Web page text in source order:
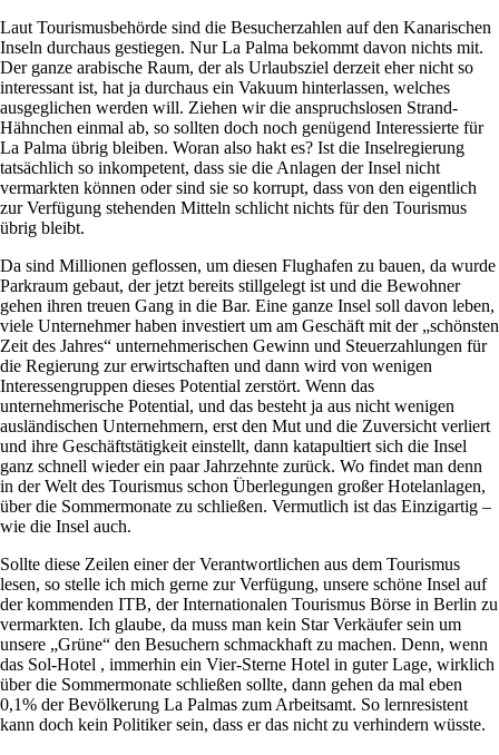
Laut Tourismusbehörde sind die Besucherzahlen auf den Kanarischen
Inseln durchaus gestiegen. Nur La Palma bekommt davon nichts mit.
Der ganze arabische Raum, der als Urlaubsziel derzeit eher nicht so
interessant ist, hat ja durchaus ein Vakuum hinterlassen, welches
ausgeglichen werden will. Ziehen wir die anspruchslosen Strand-
Hähnchen einmal ab, so sollten doch noch genügend Interessierte für
La Palma übrig bleiben. Woran also hakt es? Ist die Inselregierung
tatsächlich so inkompetent, dass sie die Anlagen der Insel nicht
vermarkten können oder sind sie so korrupt, dass von den eigentlich
zur Verfügung stehenden Mitteln schlicht nichts für den Tourismus
übrig bleibt.
Da sind Millionen geflossen, um diesen Flughafen zu bauen, da wurde
Parkraum gebaut, der jetzt bereits stillgelegt ist und die Bewohner
gehen ihren treuen Gang in die Bar. Eine ganze Insel soll davon leben,
viele Unternehmer haben investiert um am Geschäft mit der „schönsten
Zeit des Jahres“ unternehmerischen Gewinn und Steuerzahlungen für
die Regierung zur erwirtschaften und dann wird von wenigen
Interessengruppen dieses Potential zerstört. Wenn das
unternehmerische Potential, und das besteht ja aus nicht wenigen
ausländischen Unternehmern, erst den Mut und die Zuversicht verliert
und ihre Geschäftstätigkeit einstellt, dann katapultiert sich die Insel
ganz schnell wieder ein paar Jahrzehnte zurück. Wo findet man denn
in der Welt des Tourismus schon Überlegungen großer Hotelanlagen,
über die Sommermonate zu schließen. Vermutlich ist das Einzigartig –
wie die Insel auch.
Sollte diese Zeilen einer der Verantwortlichen aus dem Tourismus
lesen, so stelle ich mich gerne zur Verfügung, unsere schöne Insel auf
der kommenden ITB, der Internationalen Tourismus Börse in Berlin zu
vermarkten. Ich glaube, da muss man kein Star Verkäufer sein um
unsere „Grüne“ den Besuchern schmackhaft zu machen. Denn, wenn
das Sol-Hotel , immerhin ein Vier-Sterne Hotel in guter Lage, wirklich
über die Sommermonate schließen sollte, dann gehen da mal eben
0,1% der Bevölkerung La Palmas zum Arbeitsamt. So lernresistent
kann doch kein Politiker sein, dass er das nicht zu verhindern wüsste.